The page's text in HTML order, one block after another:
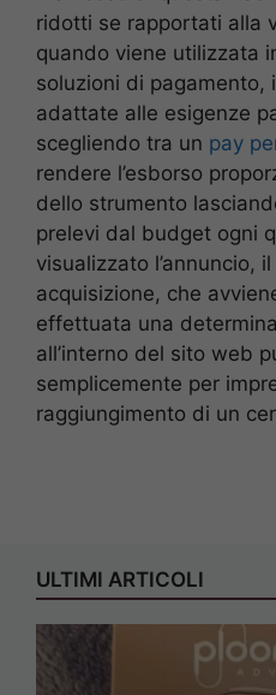
ridotti se rapportati alla
quando viene utilizzata
soluzioni di pagamento,
adattate alle esigenze
scegliendo tra un pay
rendere l’esborso
dello strumento
prelevi dal budget ogni
visualizzato l’annuncio,
acquisizione, che
effettuata una
all’interno del sito web
semplicemente per
raggiungimento di un
ULTIMI ARTICOLI